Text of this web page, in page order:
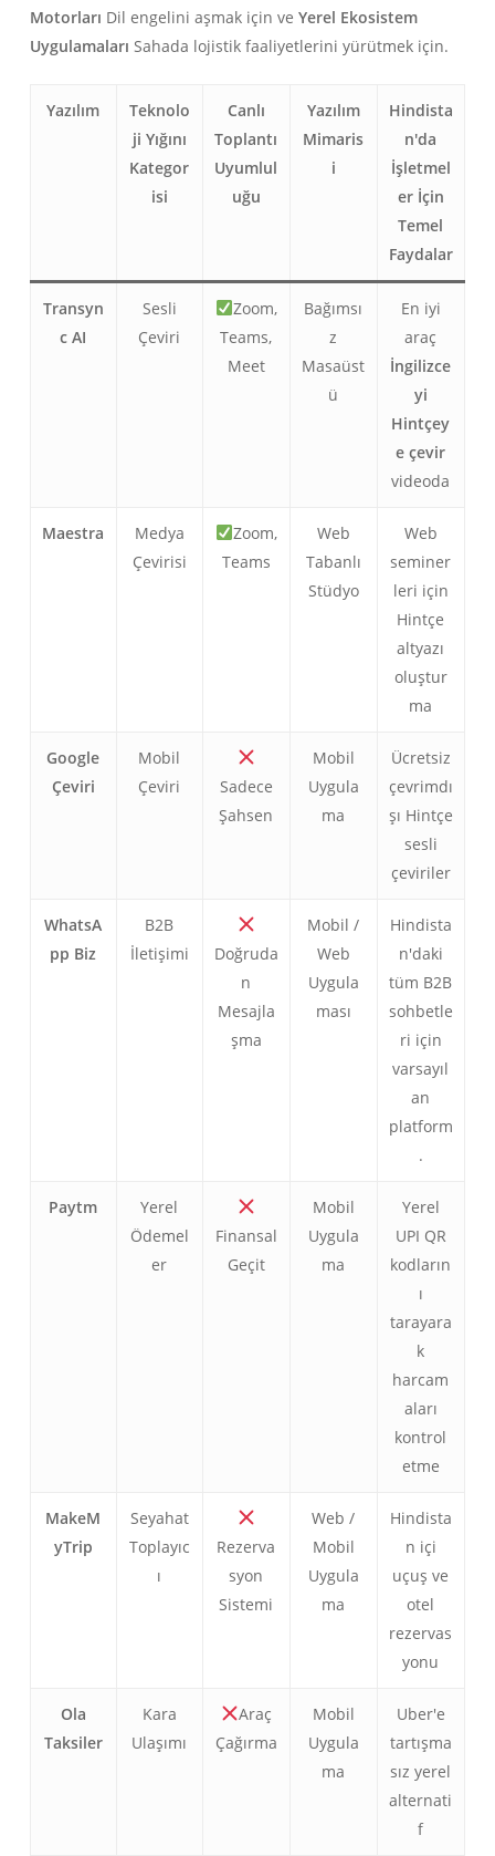
Motorları Dil engelini aşmak için ve Yerel Ekosistem
Uygulamaları Sahada lojistik faaliyetlerini yürütmek için.
Yazılım
Teknolo
ji Yığını
Kategor
isi
Canlı
Toplantı
Uyumlul
uğu
Yazılım
Mimaris
i
Hindista
n'da
İşletmel
er İçin
Temel
Faydalar
Transyn
c AI
Sesli
Çeviri
Zoom,
Teams,
Meet
Bağımsı
z
Masaüst
ü
En iyi
araç
İngilizce
yi
Hintçey
e çevir
videoda
Maestra
Medya
Çevirisi
Zoom,
Teams
Web
Tabanlı
Stüdyo
Web
seminer
leri için
Hintçe
altyazı
oluştur
ma
Google
Çeviri
Mobil
Çeviri
Sadece
Şahsen
Mobil
Uygula
ma
Ücretsiz
çevrimdı
şı Hintçe
sesli
çeviriler
WhatsA
pp Biz
B2B
İletişimi
Doğruda
n
Mesajla
şma
Mobil /
Web
Uygula
ması
Hindista
n'daki
tüm B2B
sohbetle
ri için
varsayıl
an
platform
.
Paytm
Yerel
Ödemel
er
Finansal
Geçit
Mobil
Uygula
ma
Yerel
UPI QR
kodların
ı
tarayara
k
harcam
aları
kontrol
etme
MakeM
yTrip
Seyahat
Toplayıc
ı
Rezerva
syon
Sistemi
Web /
Mobil
Uygula
ma
Hindista
n içi
uçuş ve
otel
rezervas
yonu
Ola
Taksiler
Kara
Ulaşımı
Araç
Çağırma
Mobil
Uygula
ma
Uber'e
tartışma
sız yerel
alternati
f